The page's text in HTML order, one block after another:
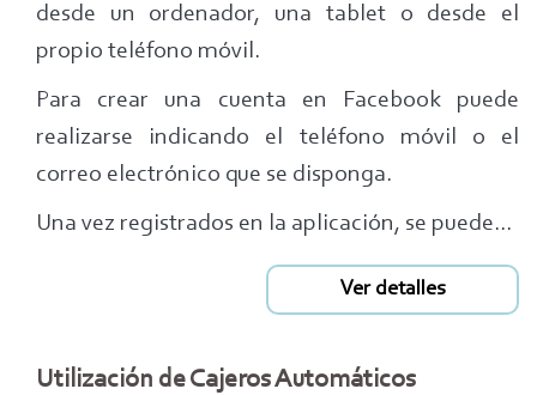
desde un ordenador, una tablet o desde el
propio teléfono móvil.
Para crear una cuenta en Facebook puede
realizarse indicando el teléfono móvil o el
correo electrónico que se disponga.
Una vez registrados en la aplicación, se puede...
Ver detalles
Utilización de Cajeros Automáticos